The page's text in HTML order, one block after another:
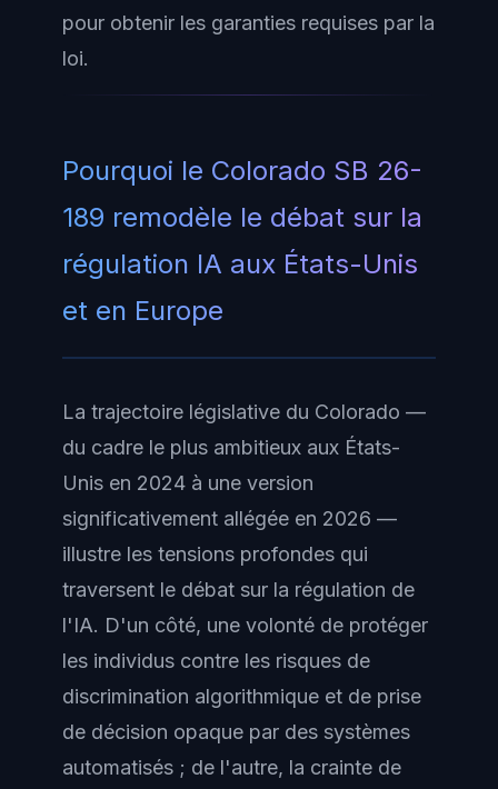
pour obtenir les garanties requises par la
loi.
Pourquoi le Colorado SB 26-
189 remodèle le débat sur la
régulation IA aux États-Unis
et en Europe
La trajectoire législative du Colorado —
du cadre le plus ambitieux aux États-
Unis en 2024 à une version
significativement allégée en 2026 —
illustre les tensions profondes qui
traversent le débat sur la régulation de
l'IA. D'un côté, une volonté de protéger
les individus contre les risques de
discrimination algorithmique et de prise
de décision opaque par des systèmes
automatisés ; de l'autre, la crainte de